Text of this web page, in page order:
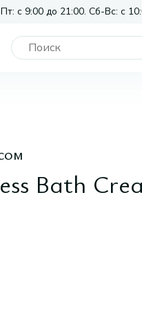
с 9:00 до 21:00. Сб-Вс: с
Bath